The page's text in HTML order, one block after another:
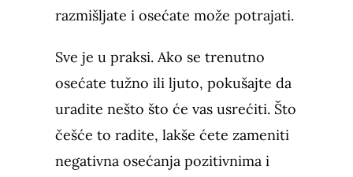
razmišljate i osećate može potrajati.
Sve je u praksi. Ako se trenutno
osećate tužno ili ljuto, pokušajte da
uradite nešto što će vas usrećiti. Što
češće to radite, lakše ćete zameniti
negativna osećanja pozitivnima i